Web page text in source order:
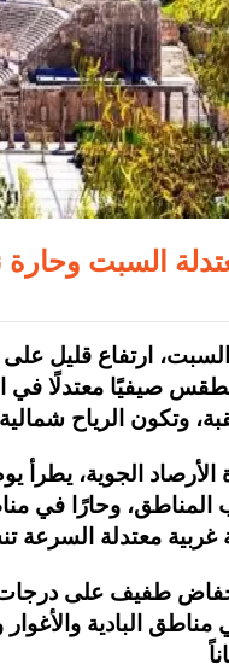
السبت وحارة
السبت، ارتفاع قليل
صيفيًا معتدلًا في
الجوية، يطرأ
وحارًا في
انخفاض طفيف على
البادية